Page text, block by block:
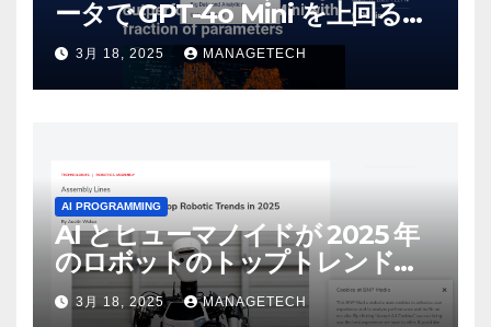
ータで GPT-4o Mini を上回る新
しいオープンソース モデルをリ
リース | VentureBeat
3月 18, 2025 MANAGETECH
AI PROGRAMMING
AI とヒューマノイドが 2025 年
のロボットのトップトレンドに |
ASSEMBLY
3月 18, 2025 MANAGETECH